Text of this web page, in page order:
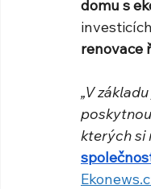
domu s
renovace
„V
kterých si